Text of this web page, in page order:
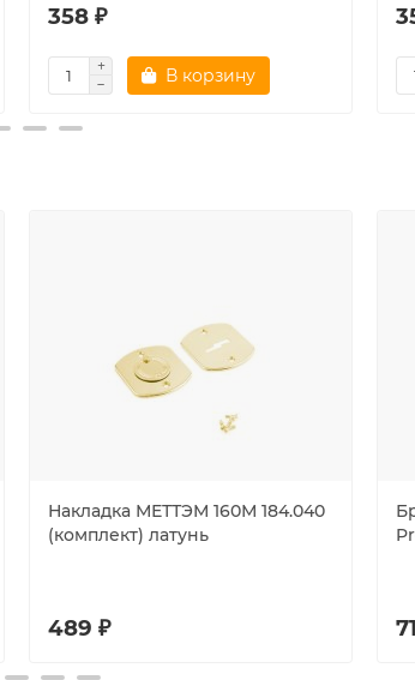
358 ₽
В корзину
Накладка МЕТТЭМ 160М 184.040
(комплект) латунь
489 ₽